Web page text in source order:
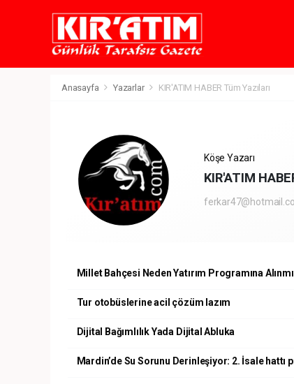
Anasayfa Yazarlar KIR'ATIM HABER Tüm Yazıları
Köşe Yazarı
KIR'ATIM
Millet Bahçesi Neden Yatırım Programına
Tur otobüslerine acil çözüm lazım
Dijital Bağımlılık Yada Dijital Abluka
Mardin’de Su Sorunu Derinleşiyor: 2. İsale hattı